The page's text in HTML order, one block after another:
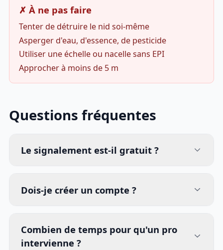
✗ À ne pas faire
Tenter de détruire le nid soi-même
Asperger d'eau, d'essence, de pesticide
Utiliser une échelle ou nacelle sans EPI
Approcher à moins de 5 m
Questions fréquentes
Le signalement est-il gratuit ?
Dois-je créer un compte ?
Combien de temps pour qu'un pro
intervienne ?